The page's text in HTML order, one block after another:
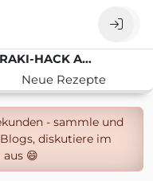
GRIECHISCHER KRITHARAKI-HACK AUFLAUF ALDI
Neue Rezepte
- sammle und
diskutiere im
😄